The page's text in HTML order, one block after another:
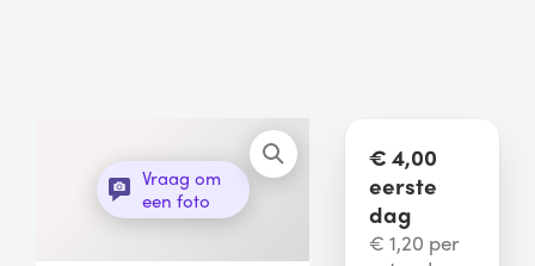
Vraag om
een foto
€ 4,00
eerste
dag
€ 1,20 per